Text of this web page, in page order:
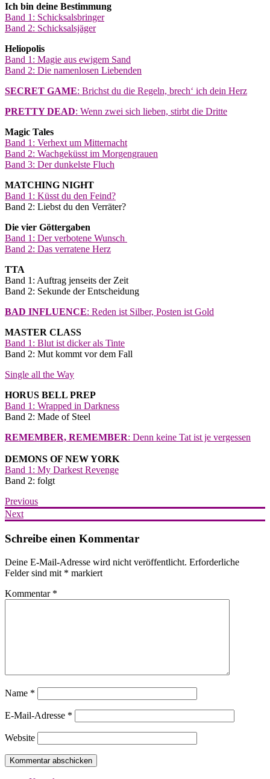
Ich bin deine Bestimmung
Band 1: Schicksalsbringer
Band 2: Schicksalsjäger
Heliopolis
Band 1: Magie aus ewigem Sand
Band 2: Die namenlosen Liebenden
SECRET GAME: Brichst du die Regeln, brech‘ ich dein Herz
PRETTY DEAD: Wenn zwei sich lieben, stirbt die Dritte
Magic Tales
Band 1: Verhext um Mitternacht
Band 2: Wachgeküsst im Morgengrauen
Band 3: Der dunkelste Fluch
MATCHING NIGHT
Band 1: Küsst du den Feind?
Band 2: Liebst du den Verräter?
Die vier Göttergaben
Band 1: Der verbotene Wunsch
Band 2: Das verratene Herz
TTA
Band 1: Auftrag jenseits der Zeit
Band 2: Sekunde der Entscheidung
BAD INFLUENCE: Reden ist Silber, Posten ist Gold
MASTER CLASS
Band 1: Blut ist dicker als Tinte
Band 2: Mut kommt vor dem Fall
Single all the Way
HORUS BELL PREP
Band 1: Wrapped in Darkness
Band 2: Made of Steel
REMEMBER, REMEMBER: Denn keine Tat ist je vergessen
DEMONS OF NEW YORK
Band 1: My Darkest Revenge
Band 2: folgt
Previous
Next
Schreibe einen Kommentar
Deine E-Mail-Adresse wird nicht veröffentlicht. Erforderliche
Felder sind mit * markiert
Kommentar *
Name *
E-Mail-Adresse *
Website